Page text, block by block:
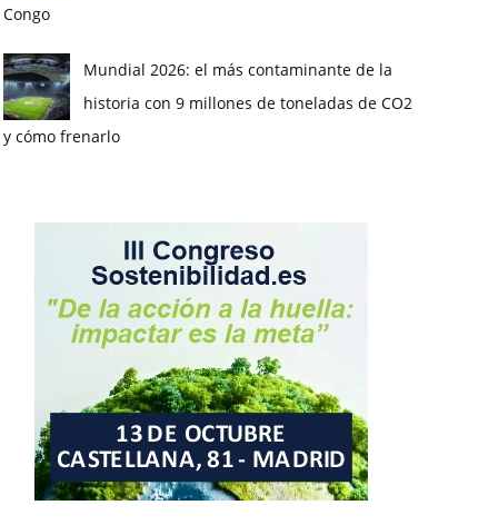
Congo
Mundial 2026: el más contaminante de la
historia con 9 millones de toneladas de CO2
y cómo frenarlo